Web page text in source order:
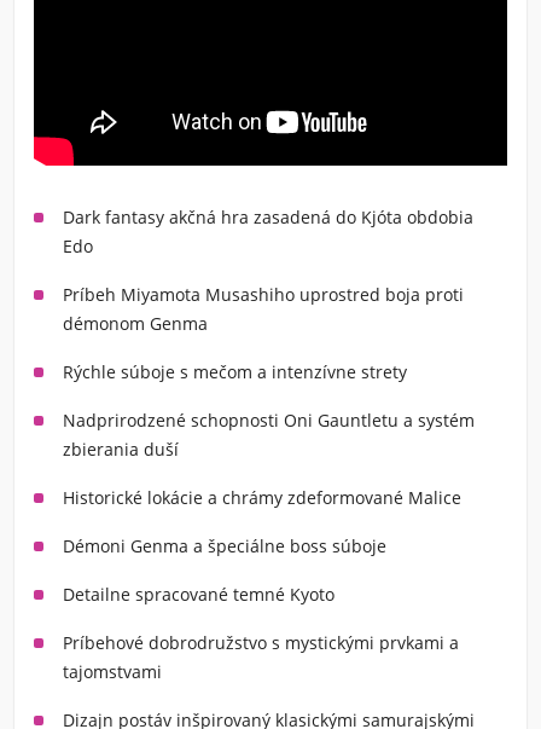
Dark fantasy akčná hra zasadená do Kjóta obdobia
Edo
Príbeh Miyamota Musashiho uprostred boja proti
démonom Genma
Rýchle súboje s mečom a intenzívne strety
Nadprirodzené schopnosti Oni Gauntletu a systém
zbierania duší
Historické lokácie a chrámy zdeformované Malice
Démoni Genma a špeciálne boss súboje
Detailne spracované temné Kyoto
Príbehové dobrodružstvo s mystickými prvkami a
tajomstvami
Dizajn postáv inšpirovaný klasickými samurajskými